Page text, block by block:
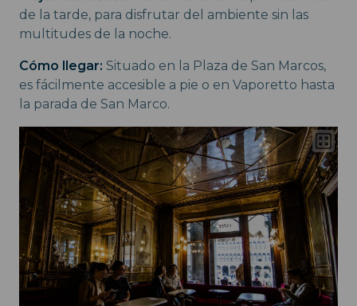
de la tarde, para disfrutar del ambiente sin las
multitudes de la noche.
Cómo llegar: Situado en la Plaza de San Marcos,
es fácilmente accesible a pie o en Vaporetto hasta
la parada de San Marco.